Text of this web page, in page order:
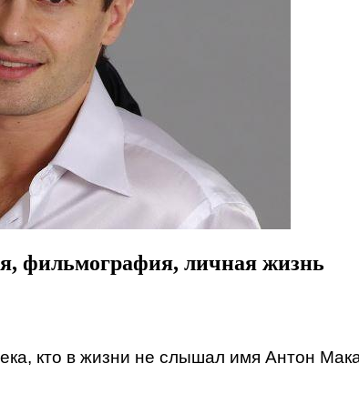
фильмография, личная жизнь
кто в жизни не слышал имя Антон